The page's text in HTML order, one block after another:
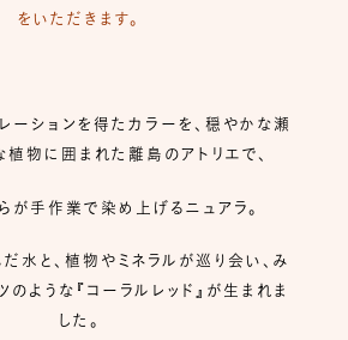
をいただきます。
ーションを得たカラーを、穏やかな瀬
物に囲まれた離島のアトリエで、
が手作業で染め上げるニュアラ。
水と、植物やミネラルが巡り会い、み
のような『コーラルレッド』が生まれま
した。